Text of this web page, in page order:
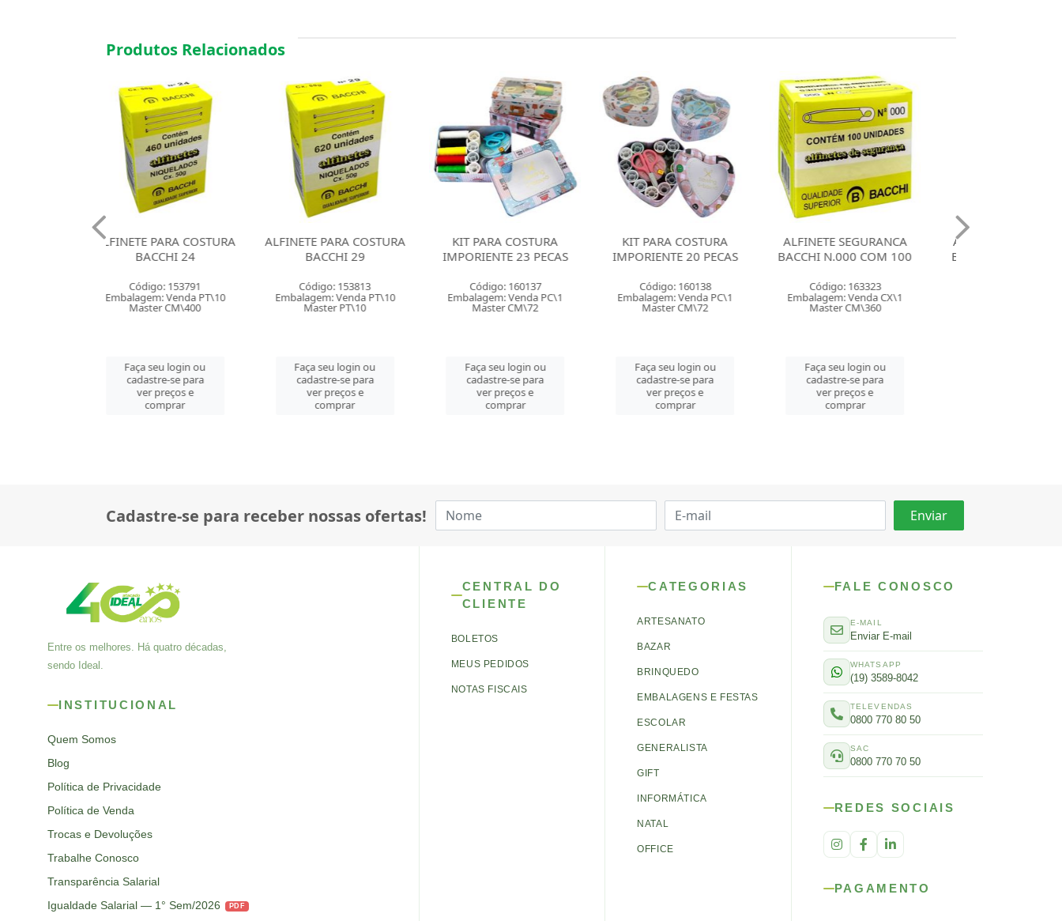
Produtos Relacionados
ALFINETE PARA COSTURA
BACCHI 29
Código: 153813
Embalagem: Venda PT\10
Master PT\10
Faça seu login ou
cadastre-se para
ver preços e
comprar
KIT PARA COSTURA
IMPORIENTE 23 PECAS
Código: 160137
Embalagem: Venda PC\1
Master CM\72
Faça seu login ou
cadastre-se para
ver preços e
comprar
KIT PARA COSTURA
IMPORIENTE 20 PECAS
Código: 160138
Embalagem: Venda PC\1
Master CM\72
Faça seu login ou
cadastre-se para
ver preços e
comprar
ALFINETE SEGURANCA
BACCHI N.000 COM 100
Código: 163323
Embalagem: Venda CX\1
Master CM\360
Faça seu login ou
cadastre-se para
ver preços e
comprar
ALFINETE SEGURANCA
BACCHI N.00 COM 100
Código: 163324
Embalagem: Venda CX\1
Master CM\360
Faça seu login ou
cadastre-se para
ver preços e
comprar
Cadastre-se para receber nossas ofertas!
Entre os melhores. Há quatro décadas,
sendo Ideal.
INSTITUCIONAL
Quem Somos
Blog
Política de Privacidade
Política de Venda
Trocas e Devoluções
Trabalhe Conosco
Transparência Salarial
Igualdade Salarial — 1° Sem/2026
PDF
CENTRAL DO
CLIENTE
BOLETOS
MEUS PEDIDOS
NOTAS FISCAIS
CATEGORIAS
ARTESANATO
BAZAR
BRINQUEDO
EMBALAGENS E FESTAS
ESCOLAR
GENERALISTA
GIFT
INFORMÁTICA
NATAL
OFFICE
FALE CONOSCO
E-MAIL
Enviar E-mail
WHATSAPP
(19) 3589-8042
TELEVENDAS
0800 770 80 50
SAC
0800 770 70 50
REDES SOCIAIS
PAGAMENTO